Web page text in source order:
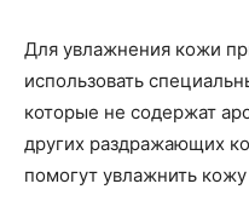
Для увлажнения кожи
использовать
которые не содержат
других раздражающих
помогут увлажнить